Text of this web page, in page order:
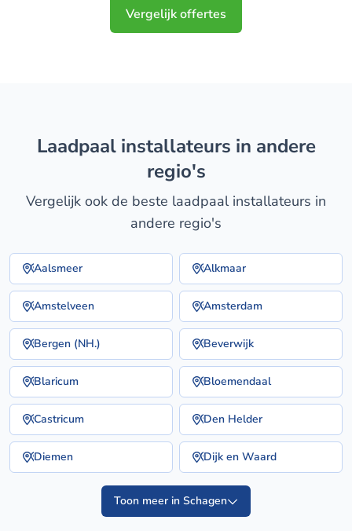
Vergelijk offertes
laadpaal installateurs in andere
regio's
Vergelijk ook de beste laadpaal installateurs in
andere regio's
Aalsmeer Alkmaar
Amstelveen Amsterdam
Bergen (NH.) Beverwijk
Blaricum Bloemendaal
Castricum Den Helder
Diemen Dijk en Waard
Toon meer in Schagen